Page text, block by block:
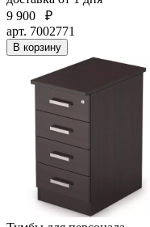
9 900
₽
арт. 7002771
В корзину